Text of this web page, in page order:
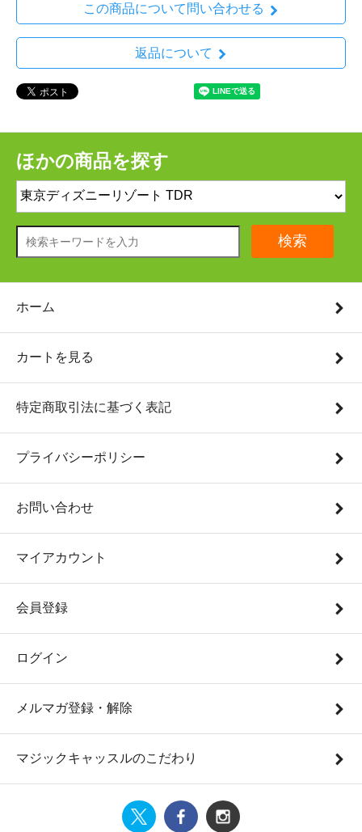
この商品について問い合わせる
返品について
ほかの商品を探す
検索
ホーム
カートを見る
特定商取引法に基づく表記
プライバシーポリシー
お問い合わせ
マイアカウント
会員登録
ログイン
メルマガ登録・解除
マジックキャッスルのこだわり